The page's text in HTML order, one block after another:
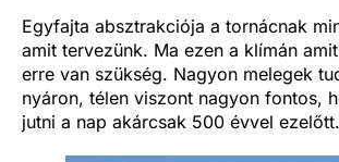
Egyfajta absztrakciója a tornácnak
amit tervezünk. Ma ezen a klímán
erre van szükség. Nagyon melegek
nyáron, télen viszont nagyon fontos,
jutni a nap akárcsak 500 évvel ezelőtt.